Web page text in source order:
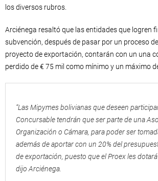
los diversos rubros.
Arciénega resaltó que las entidades que logren
subvención, después de pasar por un proceso
proyecto de exportación, contarán con un una
perdido de € 75 mil como mínimo y un máximo
“Las Mipymes bolivianas que deseen
Concursable tendrán que ser parte de una
Organización o Cámara, para poder ser
además de aportar con un 20% del
de exportación, puesto que el Proex les dotará
dijo Arciénega.